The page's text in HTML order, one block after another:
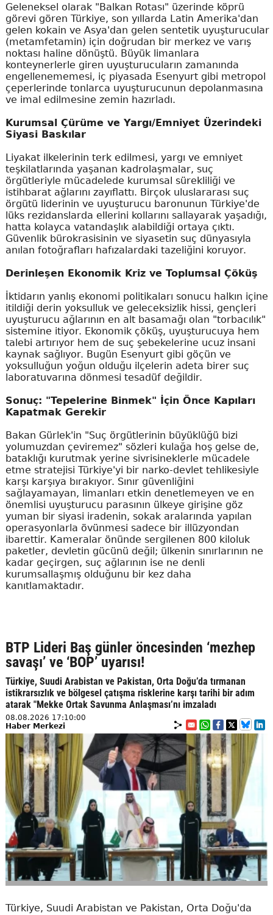
Geleneksel olarak "Balkan Rotası" üzerinde köprü
görevi gören Türkiye, son yıllarda Latin Amerika'dan
gelen kokain ve Asya'dan gelen sentetik uyuşturucular
(metamfetamin) için doğrudan bir merkez ve varış
noktası haline dönüştü. Büyük limanlara
konteynerlerle giren uyuşturucuların zamanında
engellenememesi, iç piyasada Esenyurt gibi metropol
çeperlerinde tonlarca uyuşturucunun depolanmasına
ve imal edilmesine zemin hazırladı.
Kurumsal Çürüme ve Yargı/Emniyet Üzerindeki
Siyasi Baskılar
Liyakat ilkelerinin terk edilmesi, yargı ve emniyet
teşkilatlarında yaşanan kadrolaşmalar, suç
örgütleriyle mücadelede kurumsal sürekliliği ve
istihbarat ağlarını zayıflattı. Birçok uluslararası suç
örgütü liderinin ve uyuşturucu baronunun Türkiye'de
lüks rezidanslarda ellerini kollarını sallayarak yaşadığı,
hatta kolayca vatandaşlık alabildiği ortaya çıktı.
Güvenlik bürokrasisinin ve siyasetin suç dünyasıyla
anılan fotoğrafları hafızalardaki tazeliğini koruyor.
Derinleşen Ekonomik Kriz ve Toplumsal Çöküş
İktidarın yanlış ekonomi politikaları sonucu halkın içine
itildiği derin yoksulluk ve geleceksizlik hissi, gençleri
uyuşturucu ağlarının en alt basamağı olan "torbacılık"
sistemine itiyor. Ekonomik çöküş, uyuşturucuya hem
talebi artırıyor hem de suç şebekelerine ucuz insani
kaynak sağlıyor. Bugün Esenyurt gibi göçün ve
yoksulluğun yoğun olduğu ilçelerin adeta birer suç
laboratuvarına dönmesi tesadüf değildir.
Sonuç: "Tepelerine Binmek" İçin Önce Kapıları
Kapatmak Gerekir
Bakan Gürlek'in "Suç örgütlerinin büyüklüğü bizi
yolumuzdan çeviremez" sözleri kulağa hoş gelse de,
bataklığı kurutmak yerine sivrisineklerle mücadele
etme stratejisi Türkiye'yi bir narko-devlet tehlikesiyle
karşı karşıya bırakıyor. Sınır güvenliğini
sağlayamayan, limanları etkin denetlemeyen ve en
önemlisi uyuşturucu parasının ülkeye girişine göz
yuman bir siyasi iradenin, sokak aralarında yapılan
operasyonlarla övünmesi sadece bir illüzyondan
ibarettir. Kameralar önünde sergilenen 800 kiloluk
paketler, devletin gücünü değil; ülkenin sınırlarının ne
kadar geçirgen, suç ağlarının ise ne denli
kurumsallaşmış olduğunu bir kez daha
kanıtlamaktadır.
BTP Lideri Baş günler öncesinden ‘mezhep
savaşı’ ve ‘BOP’ uyarısı!
Türkiye, Suudi Arabistan ve Pakistan, Orta Doğu’da tırmanan
istikrarsızlık ve bölgesel çatışma risklerine karşı tarihi bir adım
atarak "Mekke Ortak Savunma Anlaşması’nı imzaladı
08.08.2026 17:10:00
Haber Merkezi
Türkiye, Suudi Arabistan ve Pakistan, Orta Doğu'da